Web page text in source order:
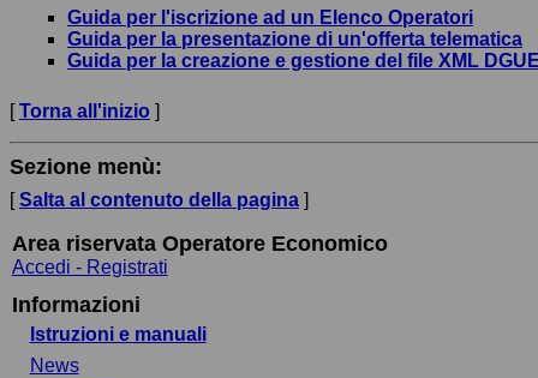
Guida per l'iscrizione ad un Elenco Operatori
Guida per la presentazione di un'offerta telematica
Guida per la creazione e gestione del file XML
[Torna all'inizio ]
Sezione menù:
[Salta al contenuto della pagina ]
Area riservata Operatore Economico
Accedi - Registrati
Informazioni
Istruzioni e manuali
News